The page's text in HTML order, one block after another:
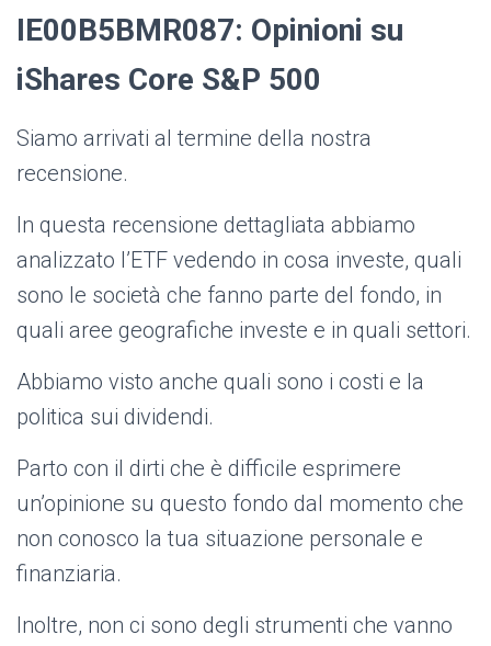
IE00B5BMR087: Opinioni su
iShares Core S&P 500
Siamo arrivati al termine della nostra
recensione.
In questa recensione dettagliata abbiamo
analizzato l’ETF vedendo in cosa investe, quali
sono le società che fanno parte del fondo, in
quali aree geografiche investe e in quali settori.
Abbiamo visto anche quali sono i costi e la
politica sui dividendi.
Parto con il dirti che è difficile esprimere
un’opinione su questo fondo dal momento che
non conosco la tua situazione personale e
finanziaria.
Inoltre, non ci sono degli strumenti che vanno